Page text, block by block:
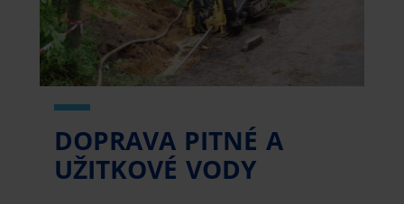
DOPRAVA PITNÉ A
UŽITKOVÉ VODY